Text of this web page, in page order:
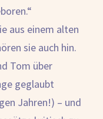
aus einem alten
sie auch hin.
Tom über
geglaubt
Jahren!) – und